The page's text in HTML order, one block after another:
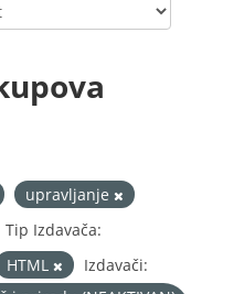
upravljanje
Tip Izdavača:
HTML
Izdavači: